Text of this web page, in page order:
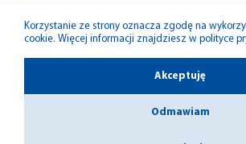
Korzystanie ze strony oznacza zgodę na
cookie. Więcej informacji znajdziesz w polityce
Akceptuję
Odmawiam